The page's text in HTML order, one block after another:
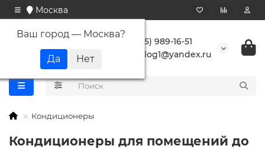
Москва
Ваш город — Москва?
+7 (495) 989-16-51
buranlog1@yandex.ru
Кондиционеры
Кондиционеры для помещений до